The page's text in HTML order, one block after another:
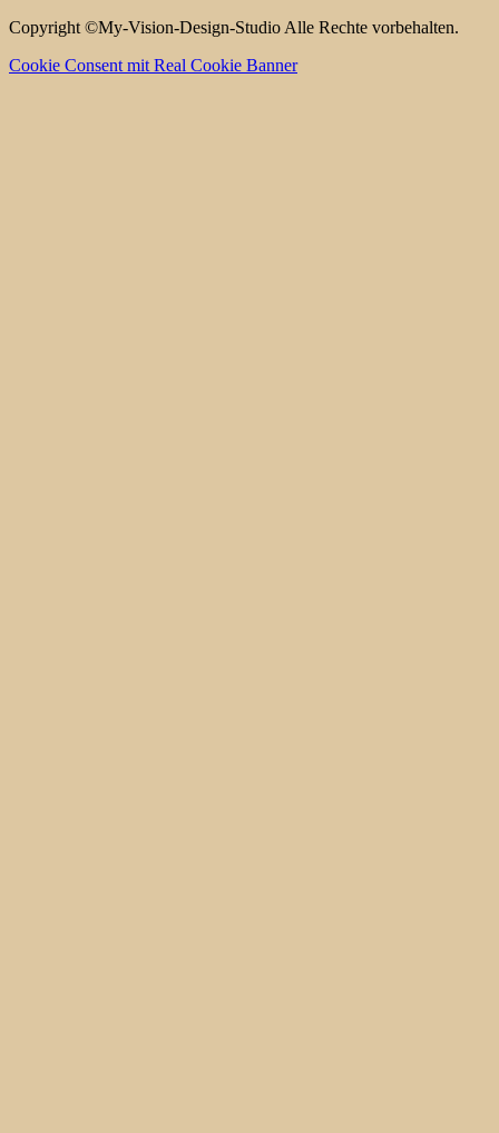
Copyright ©My-Vision-Design-Studio Alle Rechte vorbehalten.
Cookie Consent mit Real Cookie Banner